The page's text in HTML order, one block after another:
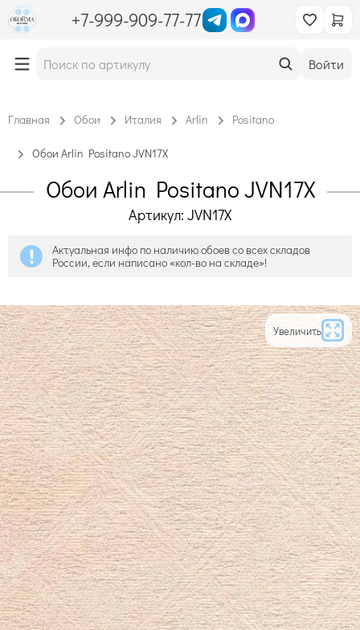
+7-999-909-77-77
Войти
Главная Обои Италия Arlin Positano
Обои Arlin Positano JVN17X
Обои Arlin Positano JVN17X
Артикул: JVN17X
Актуальная инфо по наличию обоев со всех складов
России, если написано «кол-во на складе»!
Увеличить